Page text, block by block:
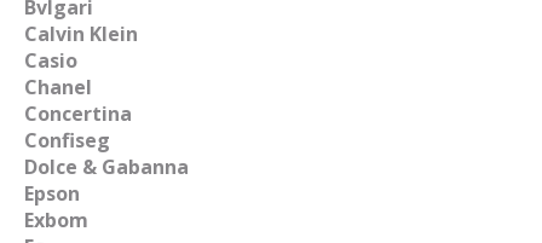
Bvlgari
Calvin Klein
Casio
Chanel
Concertina
Confiseg
Dolce & Gabanna
Epson
Exbom